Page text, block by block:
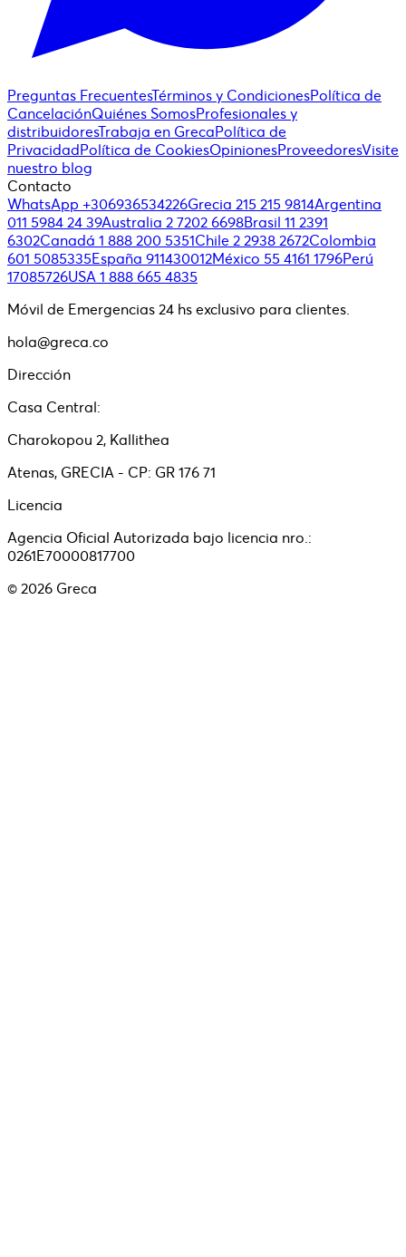
Preguntas FrecuentesTérminos y CondicionesPolítica de
CancelaciónQuiénes SomosProfesionales y
distribuidoresTrabaja en GrecaPolítica de
PrivacidadPolítica de CookiesOpinionesProveedoresVisite
nuestro blog
Contacto
WhatsApp +306936534226Grecia 215 215 9814Argentina
011 5984 24 39Australia 2 7202 6698Brasil 11 2391
6302Canadá 1 888 200 5351Chile 2 2938 2672Colombia
601 5085335España 911430012México 55 4161 1796Perú
17085726USA 1 888 665 4835
Móvil de Emergencias 24 hs exclusivo para clientes.
hola@greca.co
Dirección
Casa Central:
Charokopou 2, Kallithea
Atenas, GRECIA - CP: GR 176 71
Licencia
Agencia Oficial Autorizada bajo licencia nro.:
0261E70000817700
© 2026 Greca